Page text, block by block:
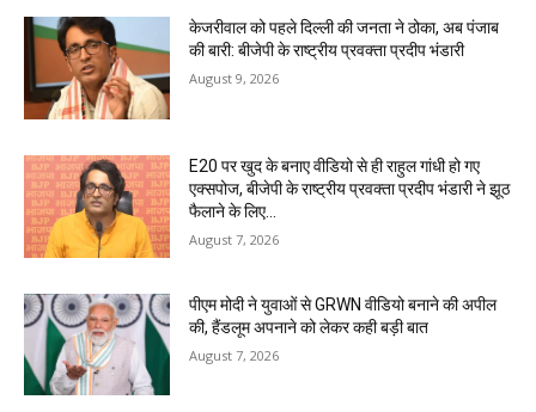
केजरीवाल को पहले दिल्ली की जनता ने ठोका, अब पंजाब
की बारी: बीजेपी के राष्ट्रीय प्रवक्ता प्रदीप भंडारी
August 9, 2026
E20 पर खुद के बनाए वीडियो से ही राहुल गांधी हो गए
एक्सपोज, बीजेपी के राष्ट्रीय प्रवक्ता प्रदीप भंडारी ने झूठ
फैलाने के लिए...
August 7, 2026
पीएम मोदी ने युवाओं से GRWN वीडियो बनाने की अपील
की, हैंडलूम अपनाने को लेकर कही बड़ी बात
August 7, 2026